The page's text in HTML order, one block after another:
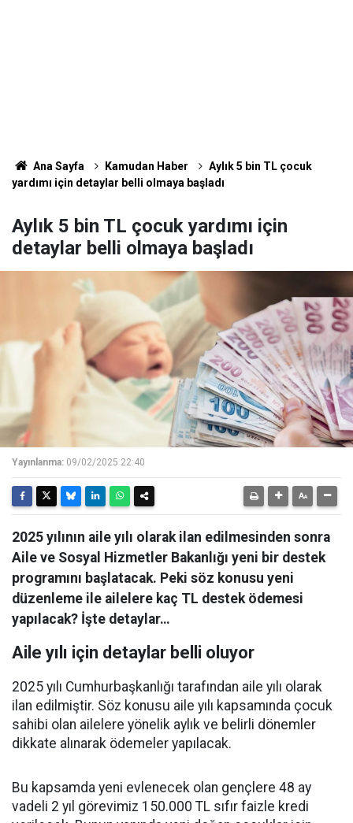
Ana Sayfa Kamudan Haber
Aylık 5 bin TL çocuk
yardımı için detaylar belli olmaya başladı
Aylık 5 bin TL çocuk yardımı için
detaylar belli olmaya başladı
Yayınlanma: 09/02/2025 22:40
2025 yılının aile yılı olarak ilan edilmesinden sonra
Aile ve Sosyal Hizmetler Bakanlığı yeni bir destek
programını başlatacak. Peki söz konusu yeni
düzenleme ile ailelere kaç TL destek ödemesi
yapılacak? İşte detaylar…
Aile yılı için detaylar belli oluyor
2025 yılı Cumhurbaşkanlığı tarafından aile yılı olarak
ilan edilmiştir. Söz konusu aile yılı kapsamında çocuk
sahibi olan ailelere yönelik aylık ve belirli dönemler
dikkate alınarak ödemeler yapılacak.
Bu kapsamda yeni evlenecek olan gençlere 48 ay
vadeli 2 yıl görevimiz 150.000 TL sıfır faizle kredi